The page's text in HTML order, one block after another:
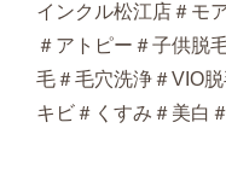
インクル松江店＃モ
＃アトピー＃子供脱
毛＃毛穴洗浄＃VIO
キビ＃くすみ＃美白